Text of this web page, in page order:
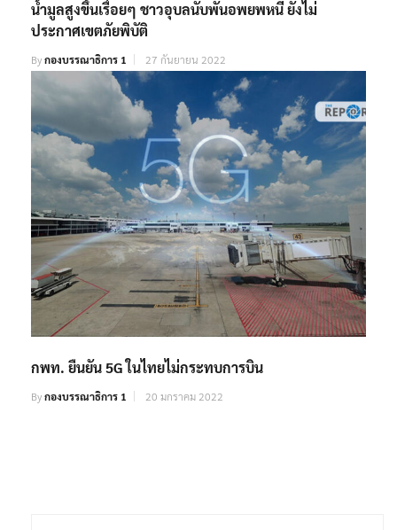
น้ำมูลสูงขึ้นเรื่อยๆ ชาวอุบลนับพันอพยพหนี ยังไม่
ประกาศเขตภัยพิบัติ
Byกองบรรณาธิการ 1 27 กันยายน 2022
กพท. ยืนยัน 5G ในไทยไม่กระทบการบิน
Byกองบรรณาธิการ 1 20 มกราคม 2022